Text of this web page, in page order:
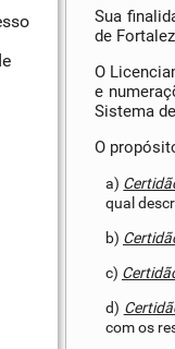
Sua
de
O
e
Sistema
O
a)
qual
b)
c)
d)
com os